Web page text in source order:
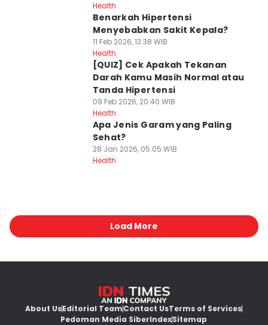
Health
Benarkah Hipertensi
Menyebabkan Sakit Kepala?
11 Feb 2026, 13:38 WIB
Health
[QUIZ] Cek Apakah Tekanan
Darah Kamu Masih Normal atau
Tanda Hipertensi
09 Feb 2026, 20:40 WIB
Health
Apa Jenis Garam yang Paling
Sehat?
28 Jan 2026, 05:05 WIB
Health
Load More
About UsEditorial TeamContact UsTerms of Services
Pedoman Media SiberIndexSitemap